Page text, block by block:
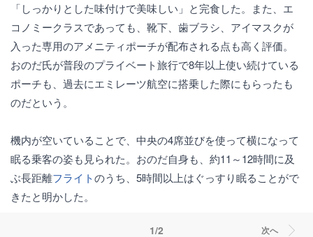
「しっかりとした味付けで美味しい」と完食した。また、エ
コノミークラスであっても、靴下、歯ブラシ、アイマスクが
入った専用のアメニティポーチが配布される点も高く評価。
おのだ氏が普段のプライベート旅行で8年以上使い続けている
ポーチも、過去にエミレーツ航空に搭乗した際にもらったも
のだという。
機内が空いていることで、中央の4席並びを使って横になって
眠る乗客の姿も見られた。おのだ自身も、約11～12時間に及
ぶ長距離フライトのうち、5時間以上はぐっすり眠ることがで
きたと明かした。
1/2 次へ